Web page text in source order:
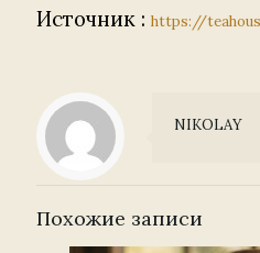
Источник : https://
NIKOLAY
Похожие записи